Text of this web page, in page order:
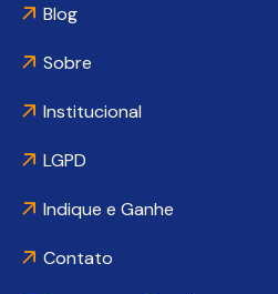
Blog
Sobre
Institucional
LGPD
Indique e Ganhe
Contato